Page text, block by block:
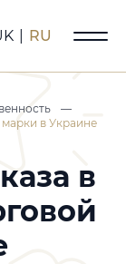
RU
—
в Украине
в